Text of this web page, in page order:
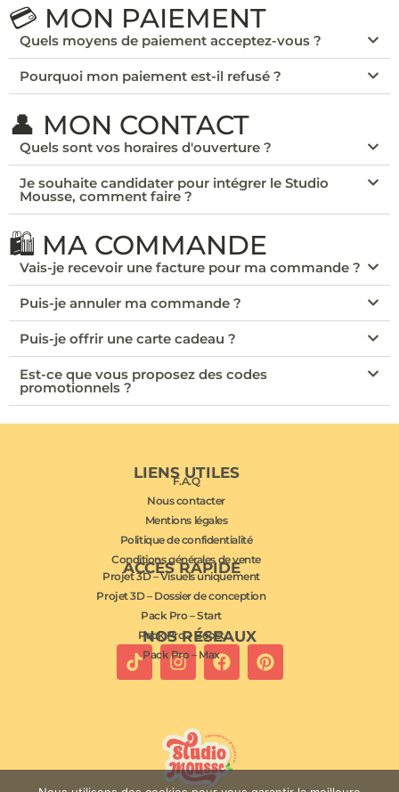
💳 MON PAIEMENT
Quels moyens de paiement acceptez-vous ?
Pourquoi mon paiement est-il refusé ?
👤 MON CONTACT
Quels sont vos horaires d'ouverture ?
Je souhaite candidater pour intégrer le Studio
Mousse, comment faire ?
🛍️ MA COMMANDE
Vais-je recevoir une facture pour ma commande ?
Puis-je annuler ma commande ?
Puis-je offrir une carte cadeau ?
Est-ce que vous proposez des codes
promotionnels ?
NOS RÉSEAUX
ACCÈS RAPIDE
Projet 3D – Visuels uniquement
Projet 3D – Dossier de conception
Pack Pro – Start
Pack Pro – Boost
Pack Pro – Max
LIENS UTILES
F.A.Q
Nous contacter
Mentions légales
Politique de confidentialité
Conditions générales de vente